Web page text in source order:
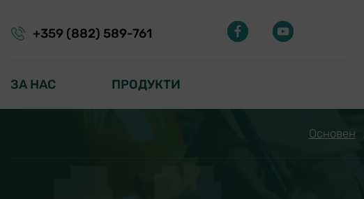
+359 (882) 589-761
ЗА НАС ПРОДУКТИ
Основен